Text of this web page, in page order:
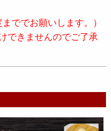
ででお願いします。）
できませんのでご了承